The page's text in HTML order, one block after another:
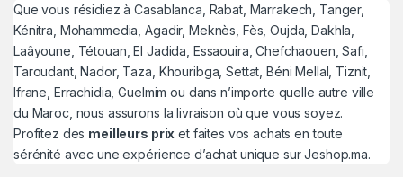
Que vous résidiez à Casablanca, Rabat, Marrakech, Tanger,
Kénitra, Mohammedia, Agadir, Meknès, Fès, Oujda, Dakhla,
Laâyoune, Tétouan, El Jadida, Essaouira, Chefchaouen, Safi,
Taroudant, Nador, Taza, Khouribga, Settat, Béni Mellal, Tiznit,
Ifrane, Errachidia, Guelmim ou dans n’importe quelle autre ville
du Maroc, nous assurons la livraison où que vous soyez.
Profitez des meilleurs prix et faites vos achats en toute
sérénité avec une expérience d’achat unique sur Jeshop.ma.